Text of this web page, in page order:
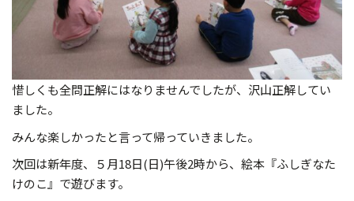
惜しくも全問正解にはなりませんでしたが、沢山正解してい
ました。
みんな楽しかったと言って帰っていきました。
次回は新年度、５月18日(日)午後2時から、絵本『ふしぎなた
けのこ』で遊びます。